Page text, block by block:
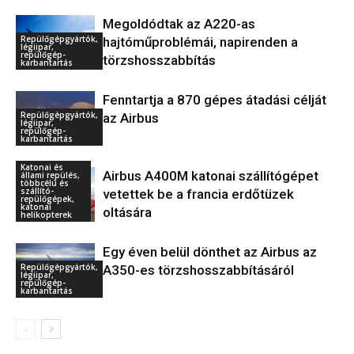
Repülőgépgyártók,
légiipar,
repülőgép-
karbantartás
Megoldódtak az A220-as
hajtóműproblémái, napirenden a
törzshosszabbítás
Repülőgépgyártók,
légiipar,
repülőgép-
karbantartás
Fenntartja a 870 gépes átadási célját
az Airbus
Katonai és
állami repülés,
többcélú és
szállító-
repülőgépek,
katonai
helikopterek
Airbus A400M katonai szállítógépet
vetettek be a francia erdőtüzek
oltására
Repülőgépgyártók,
légiipar,
repülőgép-
karbantartás
Egy éven belül dönthet az Airbus az
A350-es törzshosszabbításáról